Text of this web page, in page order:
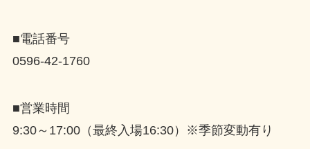
■電話番号
0596-42-1760
■営業時間
9:30～17:00（最終入場16:30）※季節変動有り